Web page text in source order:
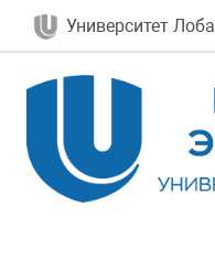
Университет